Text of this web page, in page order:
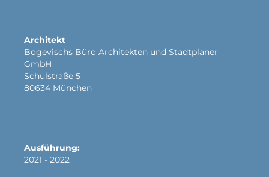
Architekt
Bogevischs Büro Architekten und Stadtplaner
GmbH
Schulstraße 5
80634 München
Ausführung:
2021 - 2022